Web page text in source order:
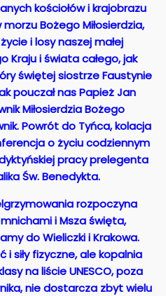
kościołów i krajobrazu
Bożego Miłosierdzia,
i losy naszej małej
Kraju i świata całego, jak
świętej siostrze Faustynie
pouczał nas Papież Jan
Miłosierdzia Bożego
Powrót do Tyńca, kolacja
o życiu codziennym
pracy prelegenta
Św. Benedykta.
rozpoczyna
i Msza święta,
do Wieliczki i Krakowa.
i siły fizyczne, ale kopalnia
na liście UNESCO, poza
nie dostarcza zbyt wielu